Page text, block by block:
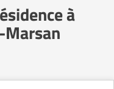
à